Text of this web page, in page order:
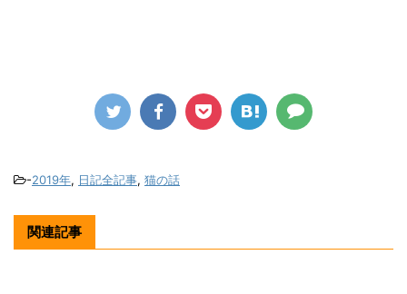
-2019年, 日記全記事, 猫の話
関連記事